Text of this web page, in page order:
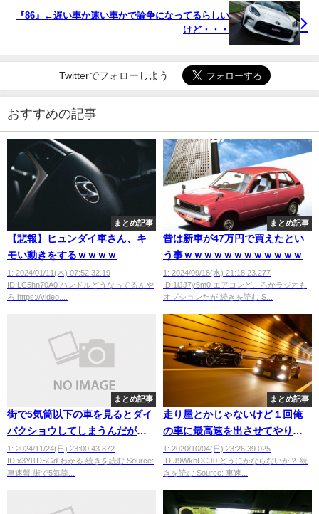
『86』←遅い車か速い車かで論争になってるらしい
けど・・・
Twitterでフォローしよう
おすすめの記事
まとめ記事
【悲報】ヒュンダイ車さん、キ
モい動きをするｗｗｗｗ
1: 2024/01/11(木) 07:52:32.19
ID:LC5hn70A0 ハンドルどうなってるんや
ろ https://video....
まとめ記事
昔は新車が47万円で買えたとい
う事ｗｗｗｗｗｗｗｗｗｗｗｗ
1: 2024/09/18(水) 21:18:23.277
ID:1iJJ7y5m0 エアコンどころかラジオも
オプションだが 続きを読む S...
まとめ記事
街で5気筒以下の車を見るとダイ
バクショウしてしまうんだがｗ
ｗｗｗｗｗｗｗｗｗｗｗｗｗ
1: 2024/11/24(日) 23:00:43.872
ID:x3Yl1DSGd わかる 続きを読む Source:
車速報 街で5気筒...
まとめ記事
走り屋とかじゃないけど１回俺
の車に最高速を出させてやりた
いｗｗｗｗｗｗ
1: 2020/10/04(日) 23:26:39.025
ID:J9WkbDCJ0 どうにかならないか？ 続
きを読む Source: 車速...